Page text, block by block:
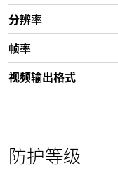
分辨率
帧率
视频输出格式
防护等级